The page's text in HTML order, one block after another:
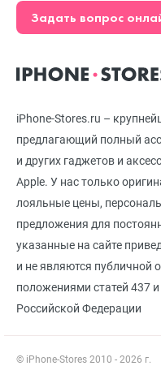
iPhone-Stores.ru –
предлагающий полный
и других гаджетов и
Apple. У нас только
лояльные цены,
предложения для
указанные на сайте
и не являются публичной
положениями статей 437
Российской Федерации
© iPhone-Stores 2010 - 2026 г.
Задать вопрос